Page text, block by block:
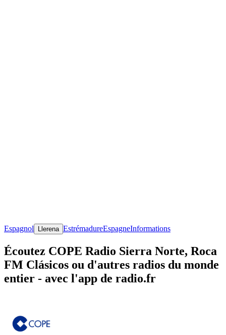
Espagnol Llerena EstrémadureEspagneInformations
Écoutez COPE Radio Sierra Norte, Roca
FM Clásicos ou d'autres radios du monde
entier - avec l'app de radio.fr